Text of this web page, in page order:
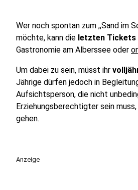
Wer noch spontan zum ,,Sand im
möchte, kann die letzten Tickets
Gastronomie am Alberssee oder
Um dabei zu sein, müsst ihr
Jährige dürfen jedoch in
Aufsichtsperson, die nicht
Erziehungsberechtigter sein
gehen.
Anzeige